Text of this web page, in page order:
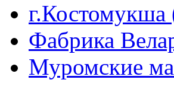
г.Костомукша
Фабрика
Муромские